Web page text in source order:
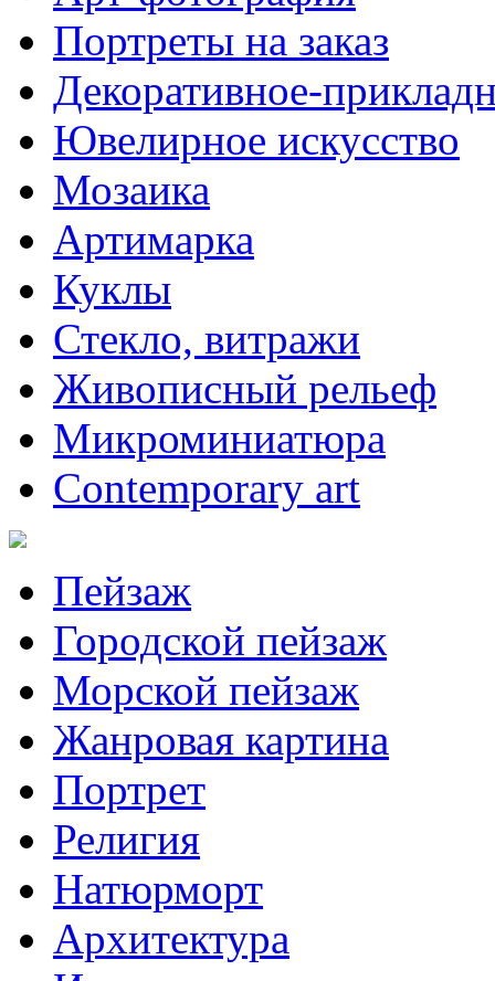
Портреты на заказ
Декоративное-
Ювелирное искусство
Мозаика
Артимарка
Куклы
Стекло, витражи
Живописный рельеф
Микроминиатюра
Contemporary art
Пейзаж
Городской пейзаж
Морской пейзаж
Жанровая картина
Портрет
Религия
Натюрморт
Архитектура